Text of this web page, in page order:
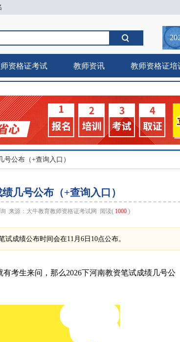
资格证考试 教师资讯 教师资格证培
号公布（+查询入口）
几号公布（+查询入口）
来源： 大牛教育教师资格证考试网 阅读( 1000 )
成绩公布时间会在11月6日10点公布。
考生来问，那么2026下河南教资笔试成绩几号公